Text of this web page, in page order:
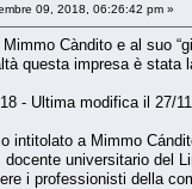
09, 2018, 06:26:42 pm »
Càndito e al suo
questa impresa è stata
- Ultima modifica il 27/
intitolato a Mimmo
universitario del
i professionisti della